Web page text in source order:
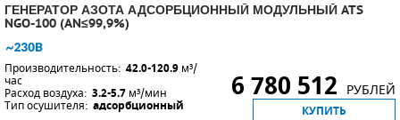
ГЕНЕРАТОР АЗОТА АДСОРБЦИОННЫЙ МОДУЛЬНЫЙ ATS
NGO-100 (AN≤99,9%)
Производительность: 42.0-120.9 м³/
час
Расход воздуха: 3.2-5.7 м³/мин
Тип осушителя: адсорбционный
6 780 512 РУБЛЕЙ
КУПИТЬ